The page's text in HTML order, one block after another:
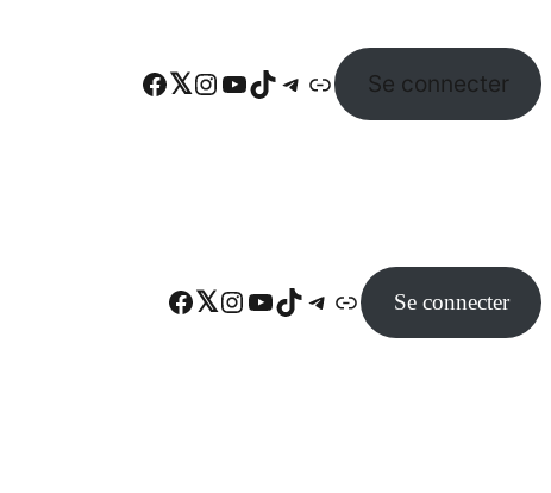
Facebook Twitter Instagram YouTube TikTok Telegram Lien Se connecter
Facebook Twitter Instagram YouTube TikTok Telegram Lien Se connecter